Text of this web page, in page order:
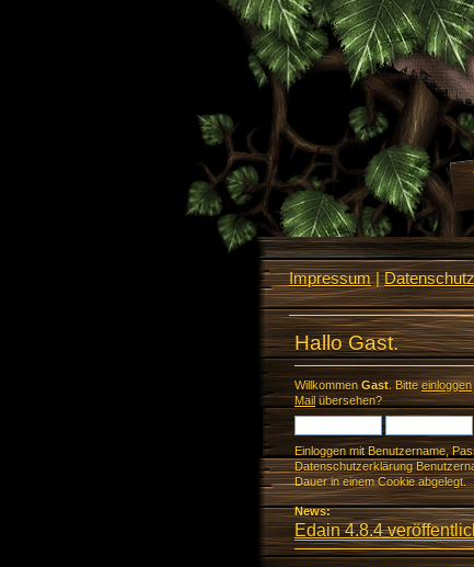
Impressum|
Hallo Gast.
Willkommen Gast. Bitte einloggen
Mailübersehen?
Einloggen mit Benutzername,
Datenschutzerklärung
Dauer in einem Cookie abgelegt.
News:
Edain 4.8.4